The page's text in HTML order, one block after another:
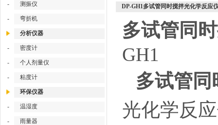
- 测振仪
- 弯折机
分析仪器
- 密度计
- 个人剂量仪
- 粘度计
环保仪器
- 温湿度
- 雨量器
DP-GH1多试管同时搅拌光化学反应
多试管同
GH1
多试管同
光化学反